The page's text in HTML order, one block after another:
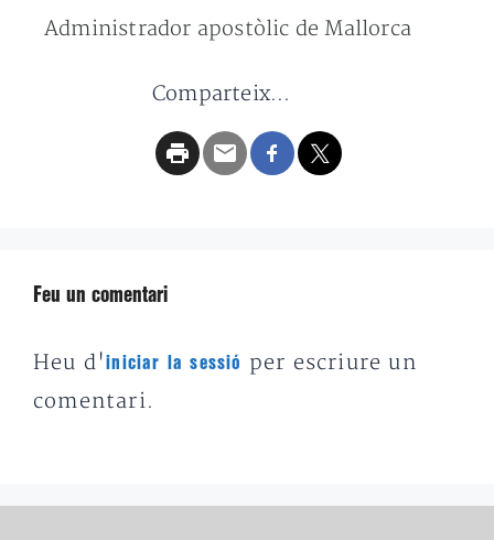
Administrador apostòlic de Mallorca
Comparteix...
Feu un comentari
Heu d'iniciar la sessió
per escriure un
comentari.